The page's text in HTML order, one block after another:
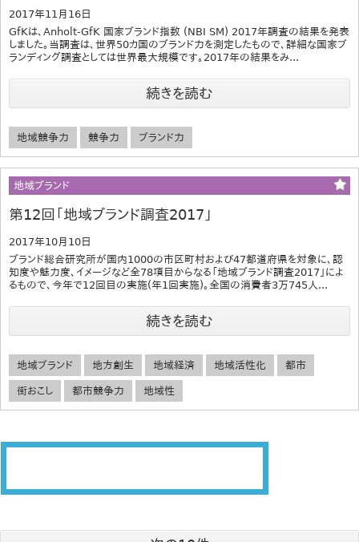
2017年11月16日
GfKは、Anholt-GfK 国家ブランド指数 (NBI SM) 2017年調査の結果を発表
しました。当調査は、世界50カ国のブランド力を測定したもので、詳細な国家ブ
ランディング調査としては世界最大規模です。2017年の結果をみ...
続きを読む
地域競争力 競争力 ブランド力
地域ブランド
第12回「地域ブランド調査2017」
2017年10月10日
ブランド総合研究所が国内1000の市区町村および47都道府県を対象に、認
知度や魅力度、イメージなど全78項目からなる「地域ブランド調査2017」によ
るもので、今年で12回目の実施(年1回実施)。全国の消費者3万745人...
続きを読む
地域ブランド 地方創生 地域経済 地域活性化 都市
街おこし 都市競争力 地域性